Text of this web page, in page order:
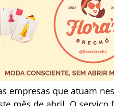
empresas que atuam